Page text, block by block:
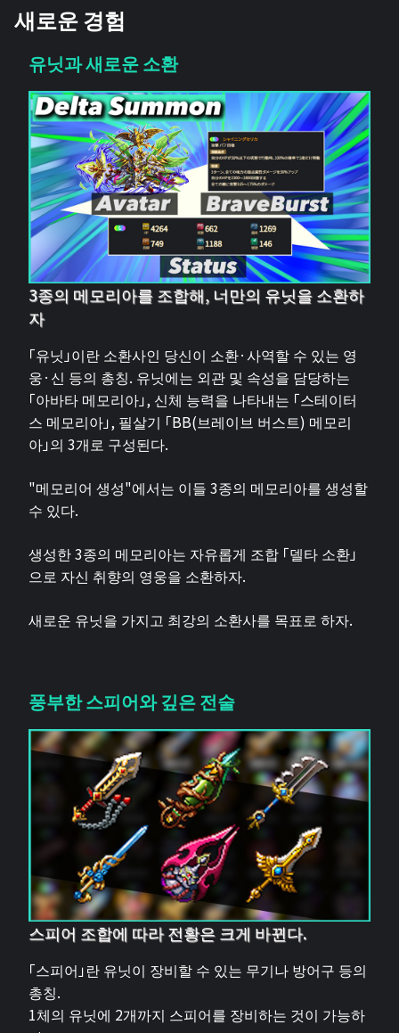
새로운 경험
유닛과 새로운 소환
3종의 메모리아를 조합해, 너만의 유닛을 소환하
자
「유닛」이란 소환사인 당신이 소환·사역할 수 있는 영
웅·신 등의 총칭. 유닛에는 외관 및 속성을 담당하는
「아바타 메모리아」, 신체 능력을 나타내는 「스테이터
스 메모리아」, 필살기 「BB(브레이브 버스트) 메모리
아」의 3개로 구성된다.
"메모리어 생성"에서는 이들 3종의 메모리아를 생성할
수 있다.
생성한 3종의 메모리아는 자유롭게 조합 「델타 소환」
으로 자신 취향의 영웅을 소환하자.
새로운 유닛을 가지고 최강의 소환사를 목표로 하자.
풍부한 스피어와 깊은 전술
스피어 조합에 따라 전황은 크게 바뀐다.
「스피어」란 유닛이 장비할 수 있는 무기나 방어구 등의
총칭.
1체의 유닛에 2개까지 스피어를 장비하는 것이 가능하